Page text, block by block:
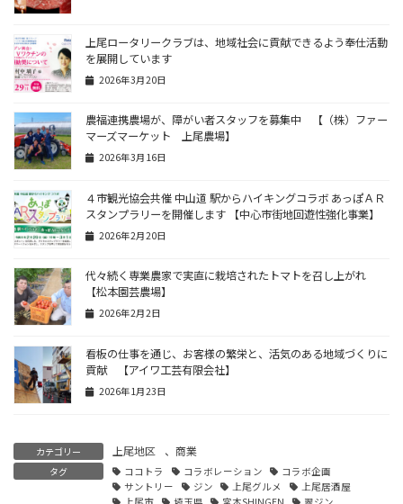
上尾ロータリークラブは、地域社会に貢献できるよう奉仕活動
を展開しています
2026年3月20日
農福連携農場が、障がい者スタッフを募集中 【（株）ファー
マーズマーケット 上尾農場】
2026年3月16日
４市観光協会共催 中山道 駅からハイキングコラボ あっぽＡＲ
スタンプラリーを開催します 【中心市街地回遊性強化事業】
2026年2月20日
代々続く専業農家で実直に栽培されたトマトを召し上がれ
【松本園芸農場】
2026年2月2日
看板の仕事を通じ、お客様の繁栄と、活気のある地域づくりに
貢献 【アイワ工芸有限会社】
2026年1月23日
カテゴリー 上尾地区 、 商業
タグ ココトラ コラボレーション
コラボ企画
サントリー
ジン 上尾グルメ
上尾居酒屋